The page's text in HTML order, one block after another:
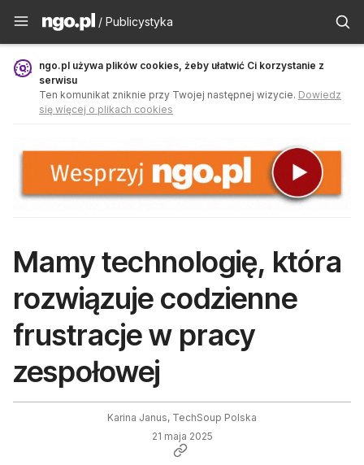
Publicystyka - ngo.pl
/ Publicystyka
ngo.pl używa plików cookies, żeby ułatwić Ci korzystanie z
serwisu
Ten komunikat zniknie przy Twojej następnej wizycie. Dowiedz
się więcej o plikach cookies
Mamy technologię, która
rozwiązuje codzienne
frustracje w pracy
zespołowej
Karina Janus, TechSoup Polska
21 maja 2025